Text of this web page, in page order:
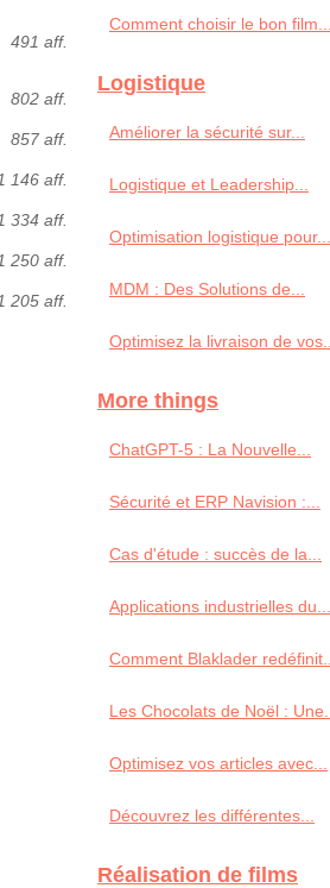
491 aff.
802 aff.
857 aff.
1 146 aff.
1 334 aff.
1 250 aff.
1 205 aff.
Comment choisir le bon film...
Logistique
Améliorer la sécurité sur...
Logistique et Leadership...
Optimisation logistique pour...
MDM : Des Solutions de...
Optimisez la livraison de vos...
More things
ChatGPT-5 : La Nouvelle...
Sécurité et ERP Navision :...
Cas d'étude : succès de la...
Applications industrielles du...
Comment Blaklader redéfinit...
Les Chocolats de Noël : Une...
Optimisez vos articles avec...
Découvrez les différentes...
Réalisation de films